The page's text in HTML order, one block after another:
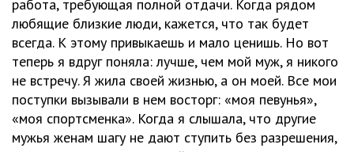
работа, требующая полной отдачи. Когда рядом
любящие близкие люди, кажется, что так будет
всегда. К этому привыкаешь и мало ценишь. Но вот
теперь я вдруг поняла: лучше, чем мой муж, я никого
не встречу. Я жила своей жизнью, а он моей. Все мои
поступки вызывали в нем восторг: «моя певунья»,
«моя спортсменка». Когда я слышала, что другие
мужья женам шагу не дают ступить без разрешения,